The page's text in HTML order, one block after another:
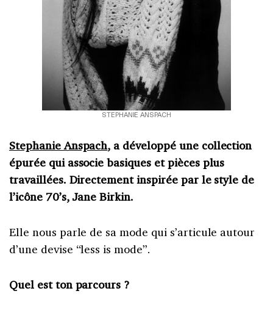
STEPHANIE ANSPACH
Stephanie Anspach, a développé une collection
épurée qui associe basiques et pièces plus
travaillées. Directement inspirée par le style de
l’icône 70’s, Jane Birkin.
Elle nous parle de sa mode qui s’articule autour
d’une devise “less is mode”.
Quel est ton parcours ?